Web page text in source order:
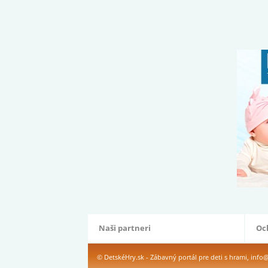
Naši partneri
© DetskéHry.sk - Zábavný portál pre deti s hrami,